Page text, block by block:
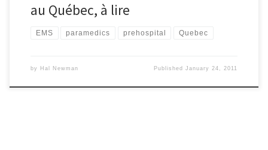
au Québec, à lire
EMS paramedics prehospital Quebec
by Hal Newman PublishedJanuary 24, 2011